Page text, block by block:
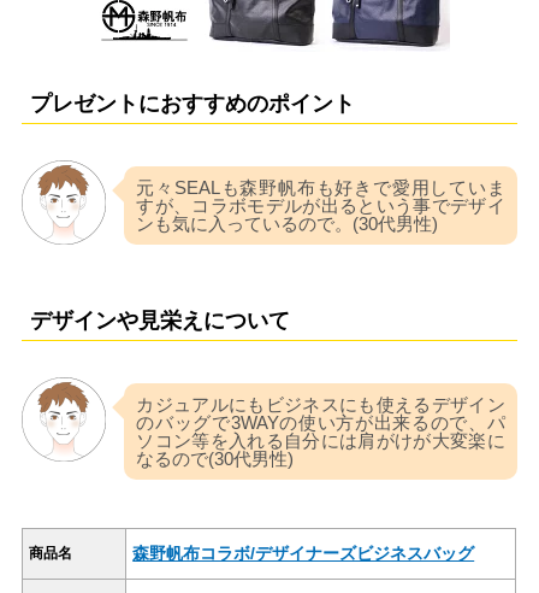
プレゼントにおすすめのポイント
元々SEALも森野帆布も好きで愛用していま
すが、コラボモデルが出るという事でデザイ
ンも気に入っているので。(30代男性)
デザインや見栄えについて
カジュアルにもビジネスにも使えるデザイン
のバッグで3WAYの使い方が出来るので、パ
ソコン等を入れる自分には肩がけが大変楽に
なるので(30代男性)
商品名 森野帆布コラボ/デザイナーズビジネスバッグ